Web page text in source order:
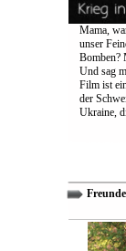
Mama,
unser
Bomben?
Und sag
Film ist
der
Ukraine,